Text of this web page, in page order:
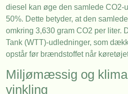
diesel kan øge den samlede CO2-
50%. Dette betyder, at den
omkring 3,630 gram CO2 per liter.
Tank (WTT)-udledninger, som
opstår før brændstoffet når
Miljømæssig og
vinkling